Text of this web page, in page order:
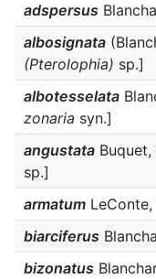
adspersus
albosignata
(Pterolophia) sp.]
albotesselata
zonaria syn.]
angustata
sp.]
armatum
biarciferus
bizonatus